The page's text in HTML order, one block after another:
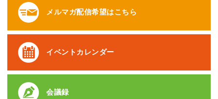
メルマガ配信希望はこちら
イベントカレンダー
会議録